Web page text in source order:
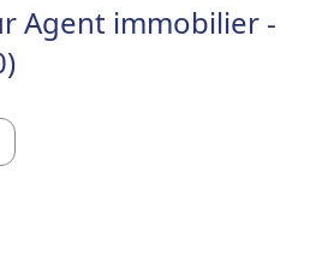
Agent immobilier -